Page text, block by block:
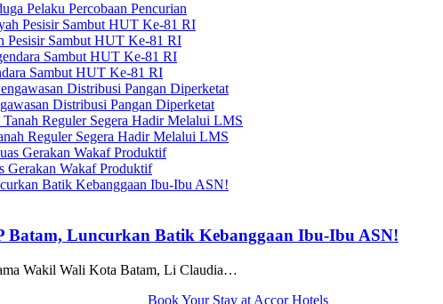
Pelaku Percobaan Pencurian
Pesisir Sambut HUT Ke-81 RI
Sambut HUT Ke-81 RI
Distribusi Pangan Diperketat
Reguler Segera Hadir Melalui LMS
Gerakan Wakaf Produktif
Luncurkan Batik Kebanggaan Ibu-Ibu ASN!
Wakil Wali Kota Batam, Li Claudia…